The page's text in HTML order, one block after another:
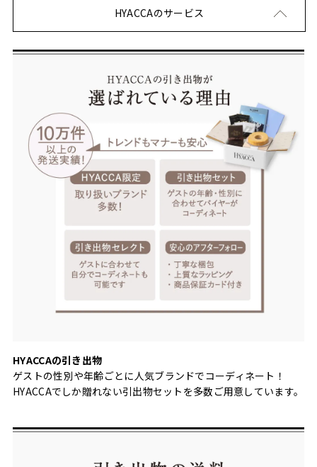
HYACCAのサービス
HYACCAの引き出物
ゲストの性別や年齢ごとに人気ブランドでコーディネート！
HYACCAでしか贈れない引出物セットを多数ご用意しています。